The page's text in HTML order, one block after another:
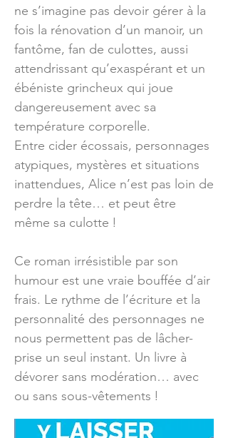
ne s’imagine pas devoir gérer à la
fois la rénovation d’un manoir, un
fantôme, fan de culottes, aussi
attendrissant qu’exaspérant et un
ébéniste grincheux qui joue
dangereusement avec sa
température corporelle.
Entre cider écossais, personnages
atypiques, mystères et situations
inattendues, Alice n’est pas loin de
perdre la tête… et peut être
même sa culotte !
Ce roman irrésistible par son
humour est une vraie bouffée d’air
frais. Le rythme de l’écriture et la
personnalité des personnages ne
nous permettent pas de lâcher-
prise un seul instant. Un livre à
dévorer sans modération… avec
ou sans sous-vêtements !